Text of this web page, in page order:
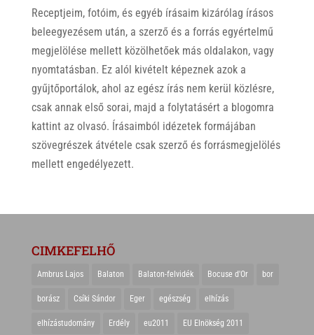
Receptjeim, fotóim, és egyéb írásaim kizárólag írásos
beleegyezésem után, a szerző és a forrás egyértelmű
megjelölése mellett közölhetőek más oldalakon, vagy
nyomtatásban. Ez alól kivételt képeznek azok a
gyűjtőportálok, ahol az egész írás nem kerül közlésre,
csak annak első sorai, majd a folytatásért a blogomra
kattint az olvasó. Írásaimból idézetek formájában
szövegrészek átvétele csak szerző és forrásmegjelölés
mellett engedélyezett.
CIMKEFELHŐ
Ambrus Lajos Balaton Balaton-felvidék Bocuse d'Or bor
borász Csíki Sándor Eger egészség elhízás
elhízástudomány Erdély eu2011 EU Elnökség 2011